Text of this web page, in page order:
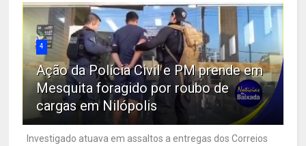
4
Ação da Polícia Civil e PM prende em
Mesquita foragido por roubo de
cargas em Nilópolis
Investigado atuava em assaltos a entregas dos Correios